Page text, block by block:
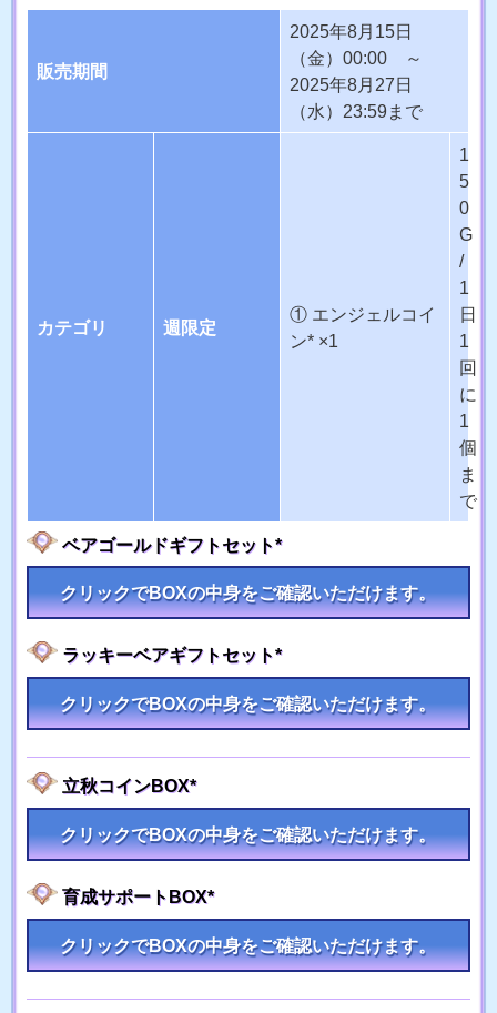
販売期間
2025年8月15日
（金）00:00 ～
2025年8月27日
（水）23:59まで
カテゴリ 週限定
① エンジェルコイ
ン* ×1
1
5
0
G
/
1
日
1
回
に
1
個
ま
で
ベアゴールドギフトセット*
クリックでBOXの中身をご確認いただけます。
ラッキーベアギフトセット*
クリックでBOXの中身をご確認いただけます。
立秋コインBOX*
クリックでBOXの中身をご確認いただけます。
育成サポートBOX*
クリックでBOXの中身をご確認いただけます。